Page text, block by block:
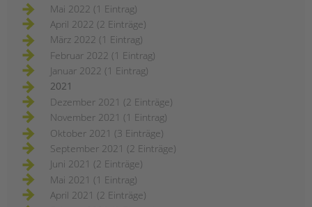
Mai 2022 (1 Eintrag)
April 2022 (2 Einträge)
März 2022 (1 Eintrag)
Februar 2022 (1 Eintrag)
Januar 2022 (1 Eintrag)
2021
Dezember 2021 (2 Einträge)
November 2021 (1 Eintrag)
Oktober 2021 (3 Einträge)
September 2021 (2 Einträge)
Juni 2021 (2 Einträge)
Mai 2021 (1 Eintrag)
April 2021 (2 Einträge)